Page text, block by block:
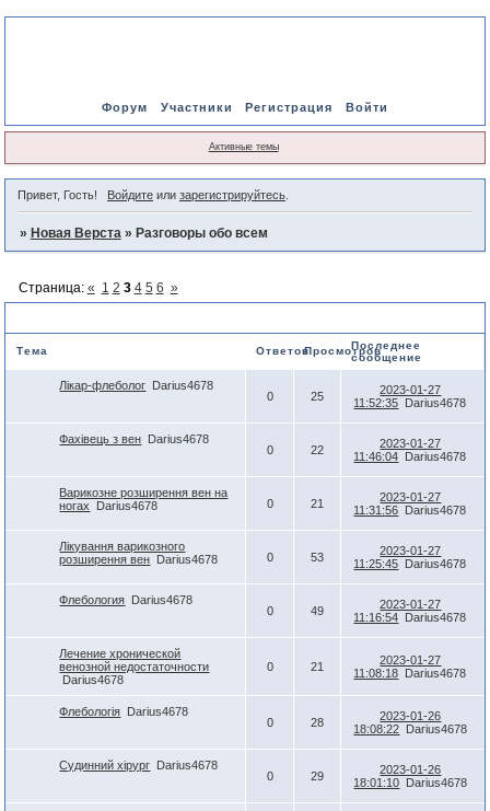
Форум Участники Регистрация Войти
Активные темы
Привет, Гость! Войдитеили зарегистрируйтесь.
» Новая Верста » Разговоры обо всем
Страница: « 1 2 3 4 5 6 »
Тема ОтветовПросмотровПоследнее
сообщение
Лікар-флеболог
Darius4678
0
25
2023-01-27
11:52:35
Darius4678
Фахівець з вен
Darius4678
0
22
2023-01-27
11:46:04
Darius4678
Варикозне розширення вен на
ногах
Darius4678 0 21
2023-01-27
11:31:56
Darius4678
Лікування варикозного
розширення вен
Darius4678 0 53
2023-01-27
11:25:45
Darius4678
Флебология
Darius4678
0
49
2023-01-27
11:16:54
Darius4678
Лечение хронической
венозной недостаточности
Darius4678
0 21
2023-01-27
11:08:18
Darius4678
Флебологія
Darius4678
0
28
2023-01-26
18:08:22
Darius4678
Судинний хірург
Darius4678
0
29
2023-01-26
18:01:10
Darius4678